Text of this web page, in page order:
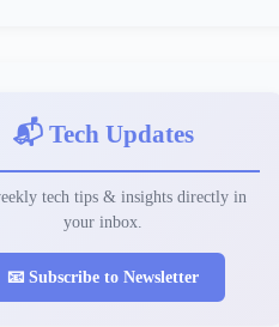
📬 Tech Updates
tech tips & insights directly in
your inbox.
📧 Subscribe to Newsletter